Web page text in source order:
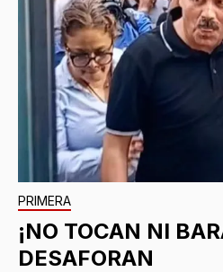
PRIMERA
¡NO TOCAN NI
DESAFORAN